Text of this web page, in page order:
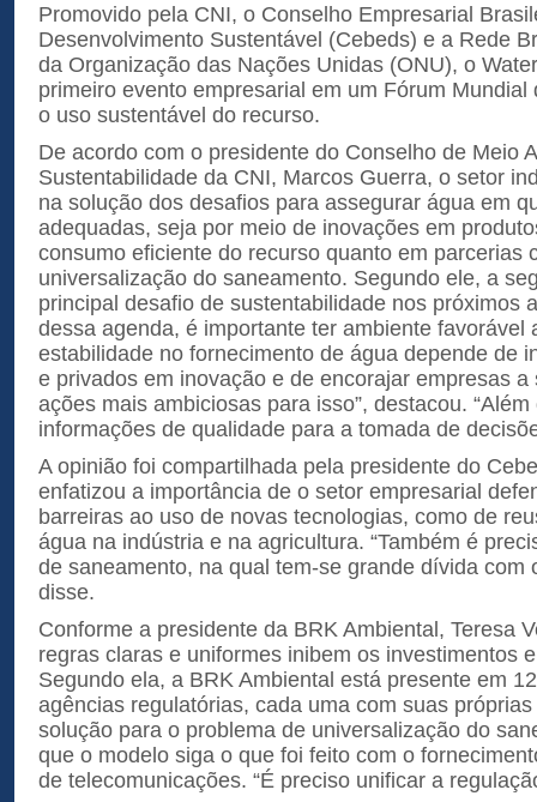
Promovido pela CNI, o Conselho Empresarial
Desenvolvimento Sustentável (Cebeds) e a Rede
da Organização das Nações Unidas (ONU), o
primeiro evento empresarial em um Fórum
o uso sustentável do recurso.
De acordo com o presidente do Conselho de Meio
Sustentabilidade da CNI, Marcos Guerra, o setor
na solução dos desafios para assegurar água em
adequadas, seja por meio de inovações em
consumo eficiente do recurso quanto em parcerias
universalização do saneamento. Segundo ele, a
principal desafio de sustentabilidade nos próximos
dessa agenda, é importante ter ambiente favorável
estabilidade no fornecimento de água depende de
e privados em inovação e de encorajar empresas a
ações mais ambiciosas para isso”, destacou.
informações de qualidade para a tomada de
A opinião foi compartilhada pela presidente do
enfatizou a importância de o setor empresarial
barreiras ao uso de novas tecnologias, como de
água na indústria e na agricultura. “Também é
de saneamento, na qual tem-se grande dívida com
disse.
Conforme a presidente da BRK Ambiental, Teresa
regras claras e uniformes inibem os investimentos
Segundo ela, a BRK Ambiental está presente em
agências regulatórias, cada uma com suas
solução para o problema de universalização do
que o modelo siga o que foi feito com o
de telecomunicações. “É preciso unificar a